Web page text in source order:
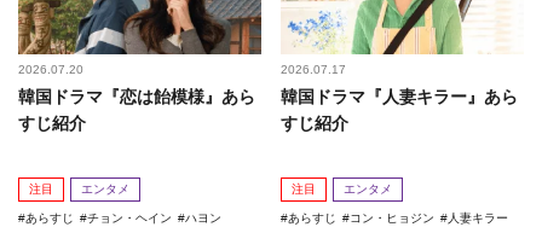
2026.07.20
韓国ドラマ『恋は飴模様』あら
すじ紹介
注目 エンタメ
あらすじ チョン・ヘイン
ハヨン
2026.07.17
韓国ドラマ『人妻キラー』あら
すじ紹介
注目 エンタメ
あらすじ コン・ヒョジン 人妻キラー